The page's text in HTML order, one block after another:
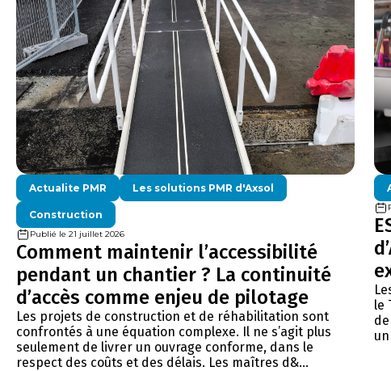
Actualite PMR Les solutions PMR d'Axsol
Construction
Publié le 21 juillet 2026
Comment maintenir l’accessibilité
pendant un chantier ? La continuité
d’accès comme enjeu de pilotage
Les projets de construction et de réhabilitation sont
confrontés à une équation complexe. Il ne s’agit plus
seulement de livrer un ouvrage conforme, dans le
respect des coûts et des délais. Les maîtres d&...
le